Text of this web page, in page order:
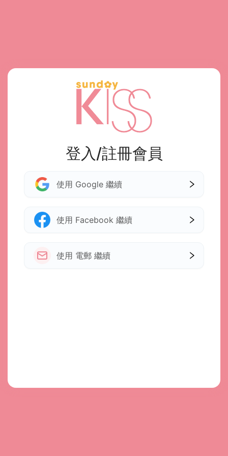
登入/註冊會員
使用 Google 繼續
使用 Facebook 繼續
使用 電郵 繼續